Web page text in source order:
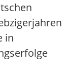
in